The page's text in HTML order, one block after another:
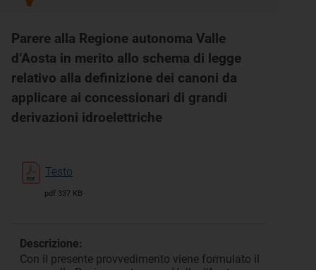
Parere alla Regione autonoma Valle
d’Aosta in merito allo schema di legge
relativo alla definizione dei canoni da
applicare ai concessionari di grandi
derivazioni idroelettriche
Testo
pdf 337 KB
Descrizione:
Con il presente provvedimento viene formulato il